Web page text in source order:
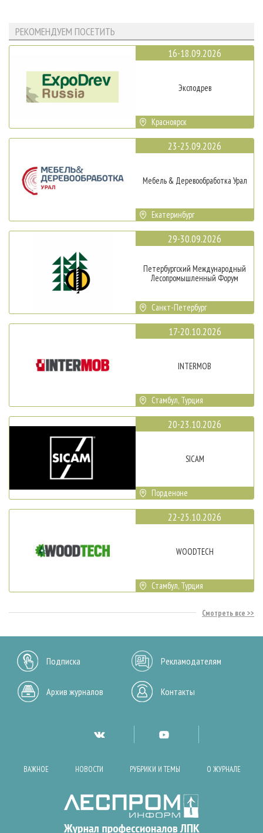
РЕКОМЕНДУЕМ ПОСЕТИТЬ
16-18.09.2026
Эксподрев
Красноярск
23-25.09.2026
Мебель & Деревообработка Урал
Екатеринбург
29-30.09.2026
Петербургский Международный
Лесопромышленный Форум
Санкт-Петербург
17-20.10.2026
INTERMOB
Стамбул, Турция
20-23.10.2026
SICAM
Порденоне
22-25.10.2026
WOODTECH
Стамбул, Турция
Смотреть все
Подписка Рекламодателям
Архив журналов Контакты
ВАЖНОЕ НОВОСТИ РУБРИКИ И ТЕМЫ О ЖУРНАЛЕ